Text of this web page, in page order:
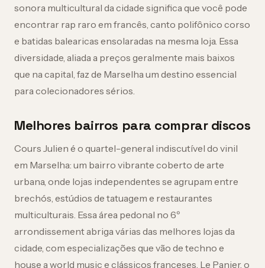
sonora multicultural da cidade significa que você pode
encontrar rap raro em francês, canto polifônico corso
e batidas balearicas ensolaradas na mesma loja. Essa
diversidade, aliada a preços geralmente mais baixos
que na capital, faz de Marselha um destino essencial
para colecionadores sérios.
Melhores bairros para comprar discos
Cours Julien é o quartel-general indiscutível do vinil
em Marselha: um bairro vibrante coberto de arte
urbana, onde lojas independentes se agrupam entre
brechós, estúdios de tatuagem e restaurantes
multiculturais. Essa área pedonal no 6º
arrondissement abriga várias das melhores lojas da
cidade, com especializações que vão de techno e
house a world music e clássicos franceses. Le Panier, o